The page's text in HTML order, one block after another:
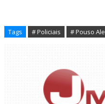
Tags # Policiais # Pouso